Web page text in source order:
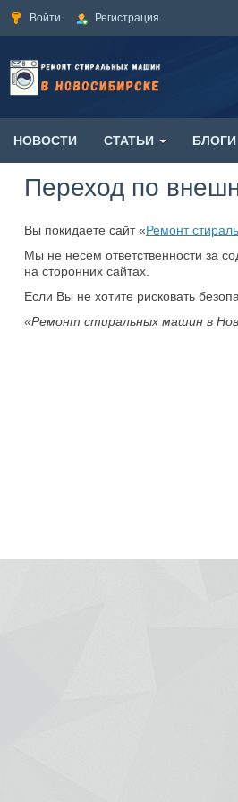
Войти Регистрация
НОВОСТИ СТАТЬИ БЛОГИ
Переход по
Вы покидаете сайт «Ремонт
Мы не несем ответственности за
на сторонних сайтах.
Если Вы не хотите рисковать
«Ремонт стиральных машин в